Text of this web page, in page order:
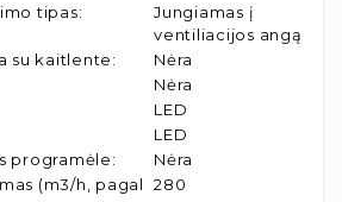
tipas:
Jungiamas į
ventiliacijos angą
su kaitlente:
Nėra
Nėra
LED
LED
programėle:
Nėra
(m3/h, pagal
280